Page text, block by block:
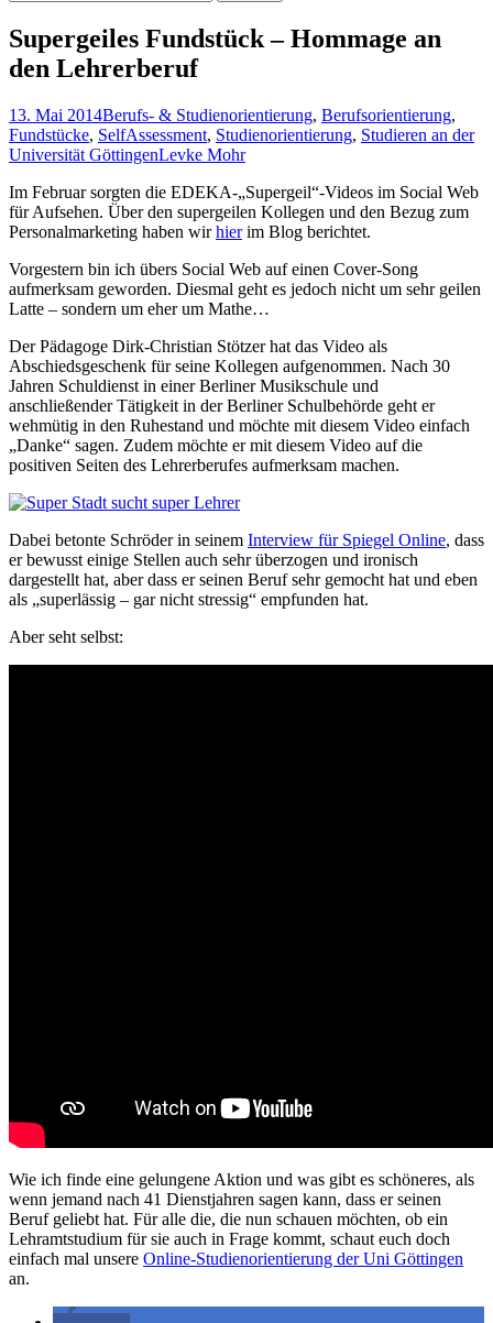
nach:
Supergeiles Fundstück – Hommage an
den Lehrerberuf
13. Mai 2014Berufs- & Studienorientierung, Berufsorientierung,
Fundstücke, SelfAssessment, Studienorientierung, Studieren an der
Universität GöttingenLevke Mohr
Im Februar sorgten die EDEKA-„Supergeil“-Videos im Social Web
für Aufsehen. Über den supergeilen Kollegen und den Bezug zum
Personalmarketing haben wirhierim Blog berichtet.
Vorgestern bin ich übers Social Web auf einen Cover-Song
aufmerksam geworden. Diesmal geht es jedoch nicht um sehr geilen
Latte – sondern um eher um Mathe…
Der Pädagoge Dirk-Christian Stötzer hat das Video als
Abschiedsgeschenk für seine Kollegen aufgenommen. Nach 30
Jahren Schuldienst in einer Berliner Musikschule und
anschließender Tätigkeit in der Berliner Schulbehörde geht er
wehmütig in den Ruhestand und möchte mit diesem Video einfach
„Danke“ sagen. Zudem möchte er mit diesem Video auf die
positiven Seiten des Lehrerberufes aufmerksam machen.
Dabei betonte Schröder in seinem Interview für Spiegel Online, dass
er bewusst einige Stellen auch sehr überzogen und ironisch
dargestellt hat, aber dass er seinen Beruf sehr gemocht hat und eben
als „superlässig – gar nicht stressig“ empfunden hat.
Aber seht selbst:
Wie ich finde eine gelungene Aktion und was gibt es schöneres, als
wenn jemand nach 41 Dienstjahren sagen kann, dass er seinen
Beruf geliebt hat. Für alle die, die nun schauen möchten, ob ein
Lehramtstudium für sie auch in Frage kommt, schaut euch doch
einfach mal unsere Online-Studienorientierung der Uni Göttingen
an.